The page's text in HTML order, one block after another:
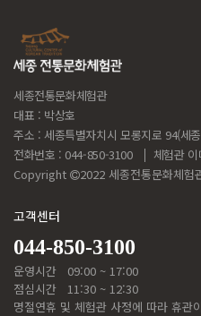
세종전통문화체험관
대표 : 박상호
주소 : 세종특별자치시 모롱지로 94(세
전화번호 : 044-850-3100
체험관
Copyright
2022 세종전통문화체
고객센터
044-850-3100
운영시간
09:00 ~ 17:00
점심시간
11:30 ~ 12:30
명절연휴 및 체험관 사정에 따라 휴관